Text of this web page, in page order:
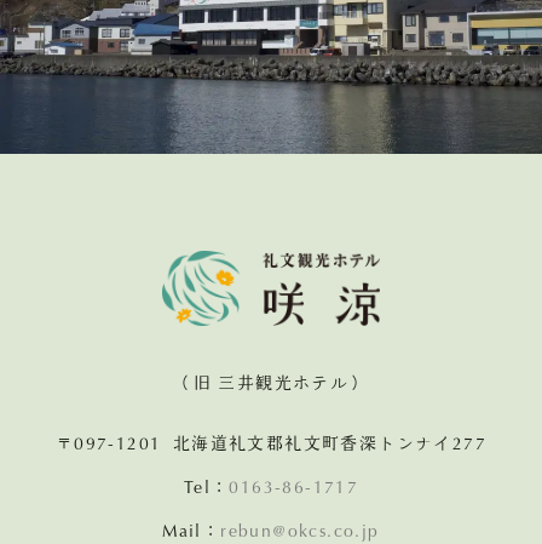
（旧 三井観光ホテル）
〒097-1201 北海道礼文郡礼文町香深トンナイ277
Tel：0163-86-1717
Mail： rebun@okcs.co.jp